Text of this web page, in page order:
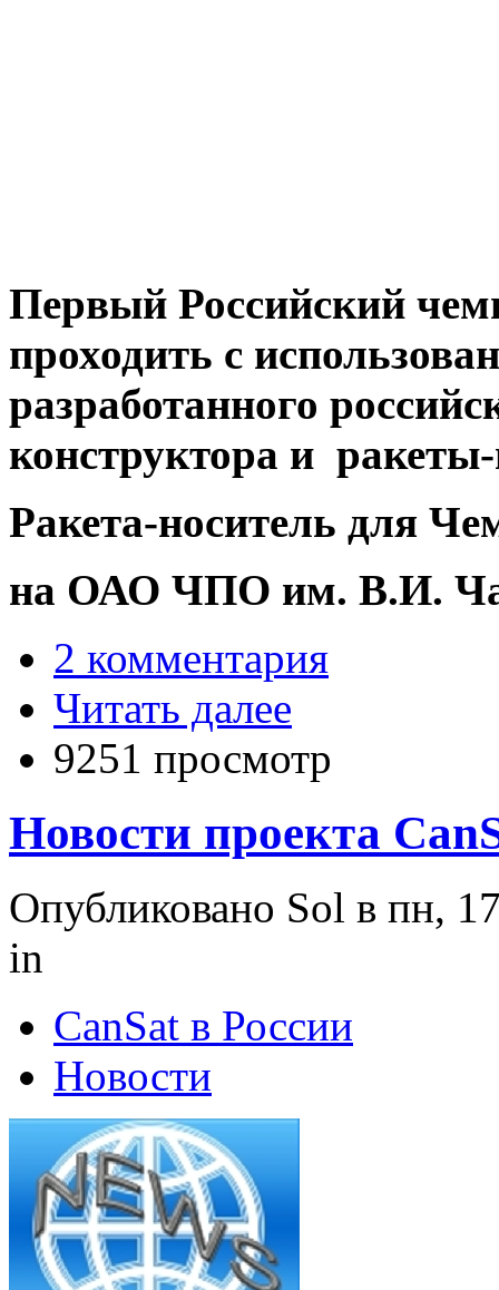
Первый Российский
проходить с
разработанного
конструктора и
Ракета-носитель для
на ОАО ЧПО им. В.И.
2 комментария
Читать далее
9251 просмотр
Новости проекта
Опубликовано Sol в пн,
in
CanSat в России
Новости